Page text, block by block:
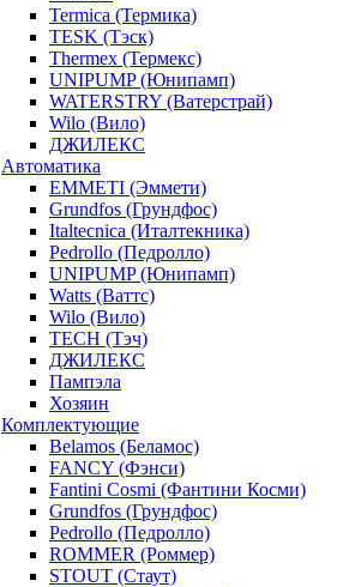
Termica (Термика)
TESK (Тэск)
Thermex (Термекс)
UNIPUMP (Юнипамп)
WATERSTRY (Ватерстрай)
Wilo (Вило)
ДЖИЛЕКС
Автоматика
EMMETI (Эммети)
Grundfos (Грундфос)
Italtecnica (Италтекника)
Pedrollo (Педролло)
UNIPUMP (Юнипамп)
Watts (Ваттс)
Wilo (Вило)
TECH (Тэч)
ДЖИЛЕКС
Пампэла
Хозяин
Комплектующие
Belamos (Беламос)
FANCY (Фэнси)
Fantini Cosmi (Фантини Косми)
Grundfos (Грундфос)
Pedrollo (Педролло)
ROMMER (Роммер)
STOUT (Стаут)